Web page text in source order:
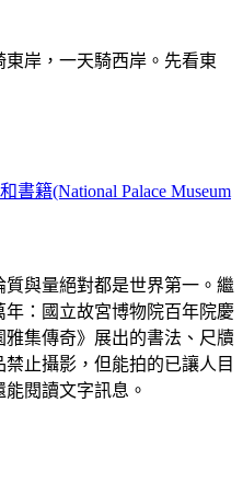
岸，一天騎西岸。先看東
籍(National Palace Museum
與量絕對都是世界第一。繼
：國立故宮博物院百年院慶
集傳奇》展出的書法、尺牘
止攝影，但能拍的已讓人目
閱讀文字訊息。